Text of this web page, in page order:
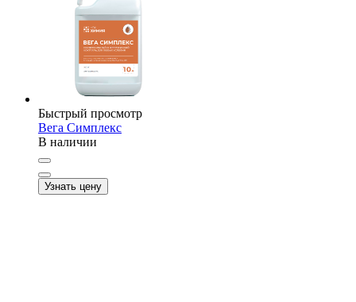
Быстрый просмотр
Вега Симплекс
В наличии
Узнать цену